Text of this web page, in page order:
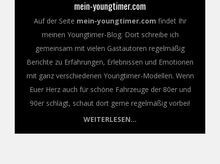
mein-youngtimer.com
Auf der Seite mein-youngtimer.com findet Ihr
meinen Youngtimer-Blog. Dort schreibe ich
gemeinsam mit vielen Gastautoren regelmäßig
Berichte zu Erfahrungen, Erlebnissen und Emotionen
mit ganz verschiedenen Youngtimer-Modellen. Wenn
Euer Herz auch für schöne Fahrzeuge der 80er und
90er schlägt, schaut dort gerne regelmäßig vorbei!
WEITERLESEN...